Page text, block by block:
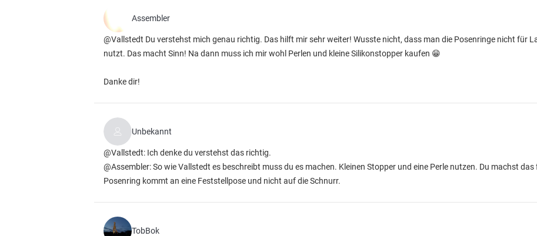
Assembler
@Vallstedt Du verstehst mich genau richtig. Das hilft mir sehr weiter! Wusste nicht, dass man die Posenringe nicht für
nutzt. Das macht Sinn! Na dann muss ich mir wohl Perlen und kleine Silikonstopper kaufen 😁
Danke dir!
Unbekannt
@Vallstedt: Ich denke du verstehst das richtig.
@Assembler: So wie Vallstedt es beschreibt muss du es machen. Kleinen Stopper und eine Perle nutzen. Du machst
Posenring kommt an eine Feststellpose und nicht auf die Schnurr.
TobBok